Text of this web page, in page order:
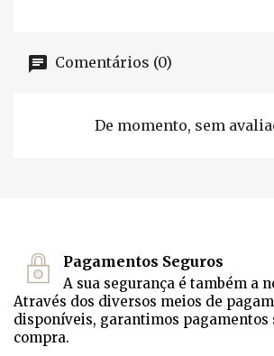
Comentários (0)
De momento, sem
Pagamentos Seguros
A sua segurança é também a
Através dos diversos meios de
disponíveis, garantimos pagamentos
compra.